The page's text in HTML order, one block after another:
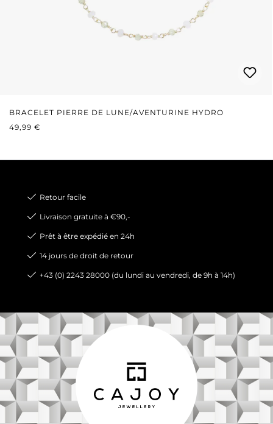
BRACELET PIERRE DE LUNE/AVENTURINE HYDRO
PRIX RÉGULIER :
49,99 €
Retour facile
Livraison gratuite à €90,-
Prêt à être expédié en 24h
14 jours de droit de retour
+43 (0) 2243 28000 (du lundi au vendredi, de 9h à 14h)